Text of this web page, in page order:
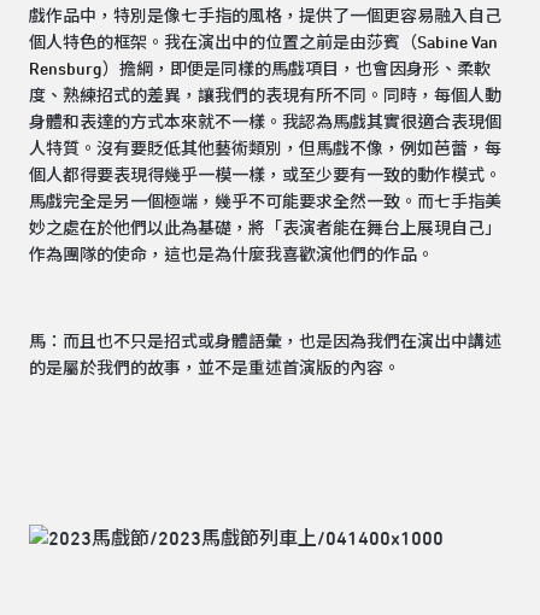
戲作品中，特別是像七手指的風格，提供了一個更容易融入自己
個人特色的框架。我在演出中的位置之前是由莎賓（Sabine Van
Rensburg）擔綱，即便是同樣的馬戲項目，也會因身形、柔軟
度、熟練招式的差異，讓我們的表現有所不同。同時，每個人動
身體和表達的方式本來就不一樣。我認為馬戲其實很適合表現個
人特質。沒有要貶低其他藝術類別，但馬戲不像，例如芭蕾，每
個人都得要表現得幾乎一模一樣，或至少要有一致的動作模式。
馬戲完全是另一個極端，幾乎不可能要求全然一致。而七手指美
妙之處在於他們以此為基礎，將「表演者能在舞台上展現自己」
作為團隊的使命，這也是為什麼我喜歡演他們的作品。
馬：而且也不只是招式或身體語彙，也是因為我們在演出中講述
的是屬於我們的故事，並不是重述首演版的內容。